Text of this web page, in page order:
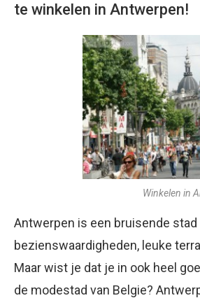
te winkelen in Antwerpen!
Winkelen in
Antwerpen is een bruisende
bezienswaardigheden, leuke
Maar wist je dat je in ook heel
de modestad van Belgie?